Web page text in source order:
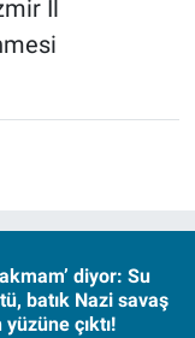
İl
diyor: Su
batık Nazi savaş
çıktı!